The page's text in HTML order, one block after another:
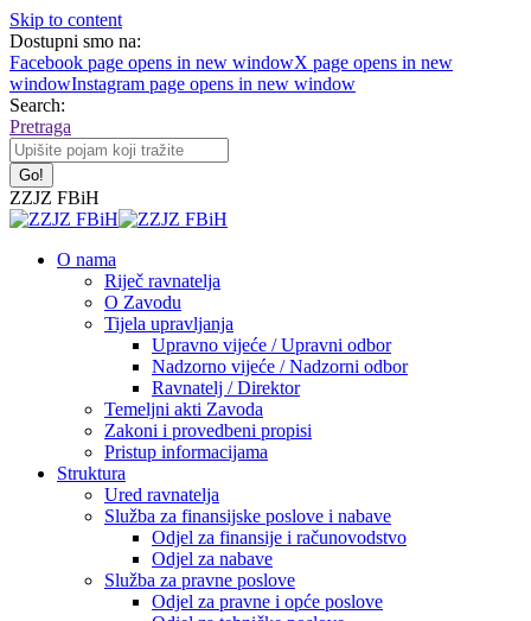
Skip to content
Dostupni smo na:
Facebook page opens in new windowX page opens in new
windowInstagram page opens in new window
Search:
Pretraga
ZZJZ FBiH
O nama
Riječ ravnatelja
O Zavodu
Tijela upravljanja
Upravno vijeće / Upravni odbor
Nadzorno vijeće / Nadzorni odbor
Ravnatelj / Direktor
Temeljni akti Zavoda
Zakoni i provedbeni propisi
Pristup informacijama
Struktura
Ured ravnatelja
Služba za finansijske poslove i nabave
Odjel za finansije i računovodstvo
Odjel za nabave
Služba za pravne poslove
Odjel za pravne i opće poslove